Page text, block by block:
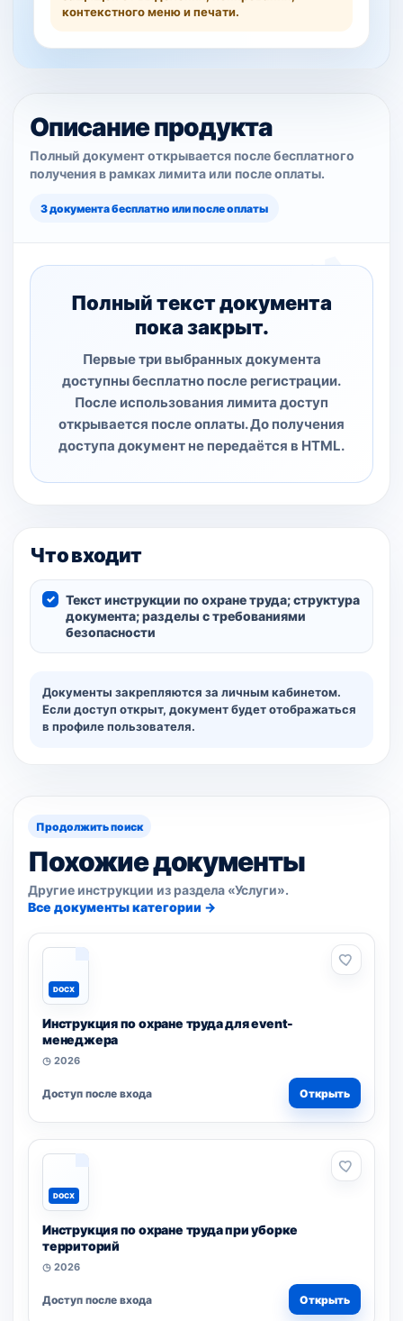
контекстного меню и печати.
Описание продукта
Полный документ открывается после бесплатного
получения в рамках лимита или после оплаты.
3 документа бесплатно или после оплаты
Полный текст документа
пока закрыт.
Первые три выбранных документа
доступны бесплатно после регистрации.
После использования лимита доступ
открывается после оплаты. До получения
доступа документ не передаётся в HTML.
Что входит
Текст инструкции по охране труда; структура
документа; разделы с требованиями
безопасности
Документы закрепляются за личным кабинетом.
Если доступ открыт, документ будет отображаться
в профиле пользователя.
Продолжить поиск
Похожие документы
Другие инструкции из раздела «Услуги».
Все документы категории →
DOCX
Инструкция по охране труда для event-
менеджера
◷ 2026
Доступ после входа Открыть
DOCX
Инструкция по охране труда при уборке
территорий
◷ 2026
Доступ после входа Открыть